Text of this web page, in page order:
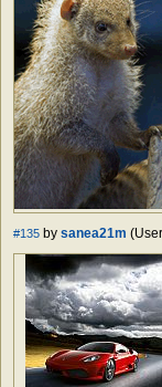
#135 by sanea21m